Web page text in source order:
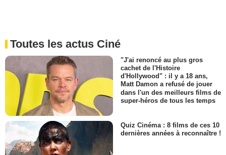
Toutes les actus Ciné
"J'ai renoncé au plus gros
cachet de l'Histoire
d'Hollywood" : il y a 18 ans,
Matt Damon a refusé de jouer
dans l'un des meilleurs films de
super-héros de tous les temps
Quiz Cinéma : 8 films de ces 10
dernières années à reconnaître !